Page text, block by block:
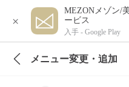
×
MEZONメゾン/
ービス
入手 - Google Play
メニュー変更・追加